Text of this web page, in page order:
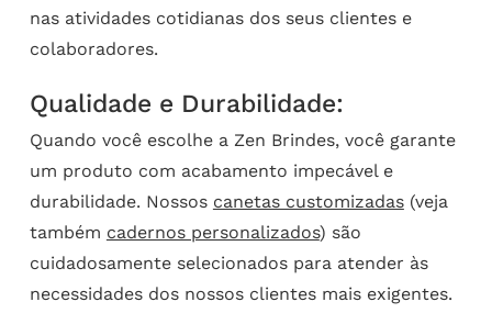
nas atividades cotidianas dos seus clientes e
colaboradores.
Qualidade e Durabilidade:
Quando você escolhe a Zen Brindes, você garante
um produto com acabamento impecável e
durabilidade. Nossos canetas customizadas(veja
também cadernos personalizados) são
cuidadosamente selecionados para atender às
necessidades dos nossos clientes mais exigentes.